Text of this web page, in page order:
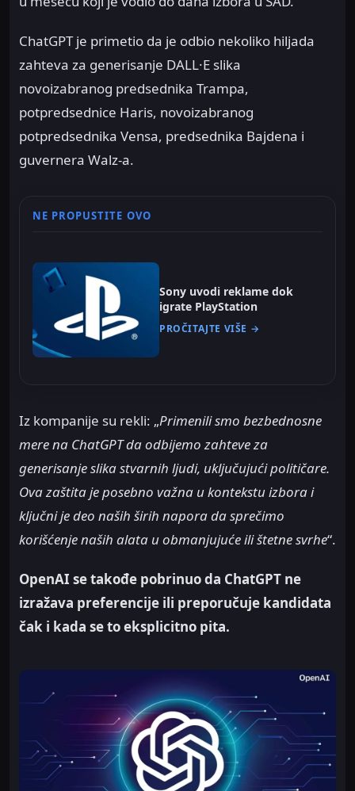
ChatGPT je primetio da je odbio nekoliko hiljada
zahteva za generisanje DALL·E slika
novoizabranog predsednika Trampa,
potpredsednice Haris, novoizabranog
potpredsednika Vensa, predsednika Bajdena i
guvernera Walz-a.
NE PROPUSTITE OVO
Sony uvodi reklame dok
igrate PlayStation
PROČITAJTE VIŠE →
Iz kompanije su rekli: „Primenili smo bezbednosne
mere na ChatGPT da odbijemo zahteve za
generisanje slika stvarnih ljudi, uključujući političare.
Ova zaštita je posebno važna u kontekstu izbora i
ključni je deo naših širih napora da sprečimo
korišćenje naših alata u obmanjujuće ili štetne svrhe“.
OpenAI se takođe pobrinuo da ChatGPT ne
izražava preferencije ili preporučuje kandidata
čak i kada se to eksplicitno pita.